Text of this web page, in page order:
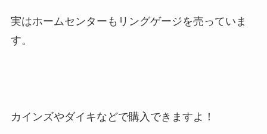
実はホームセンターもリングゲージを売っていま
す。
カインズやダイキなどで購入できますよ！